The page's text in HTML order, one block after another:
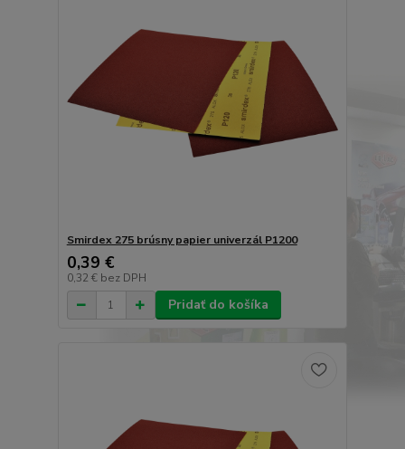
Smirdex 275 brúsny papier univerzál P1200
0,39 €
0,32 € bez DPH
Pridať do košíka